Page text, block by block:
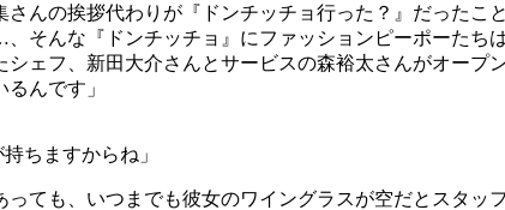
んの挨拶代わりが『ドンチッチョ行った？』だったこ
そんな『ドンチッチョ』にファッションピーポーたち
フ、新田大介さんとサービスの森裕太さんがオープン
んです」
ちますからね」
ても、いつまでも彼女のワイングラスが空だとスタッ